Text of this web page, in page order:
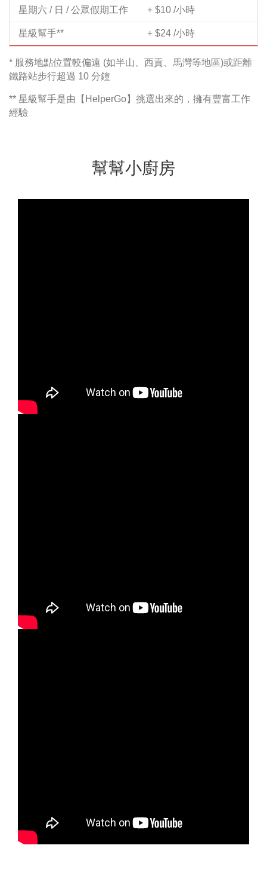
星期六 / 日 / 公眾假期工作 + $10 /小時
星級幫手** + $24 /小時
* 服務地點位置較偏遠 (如半山、西貢、馬灣等地區)或距離
鐵路站步行超過 10 分鐘
** 星級幫手是由【HelperGo】挑選出來的，擁有豐富工作
經驗
幫幫小廚房